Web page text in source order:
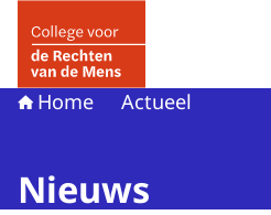
Home Actueel
Nieuws